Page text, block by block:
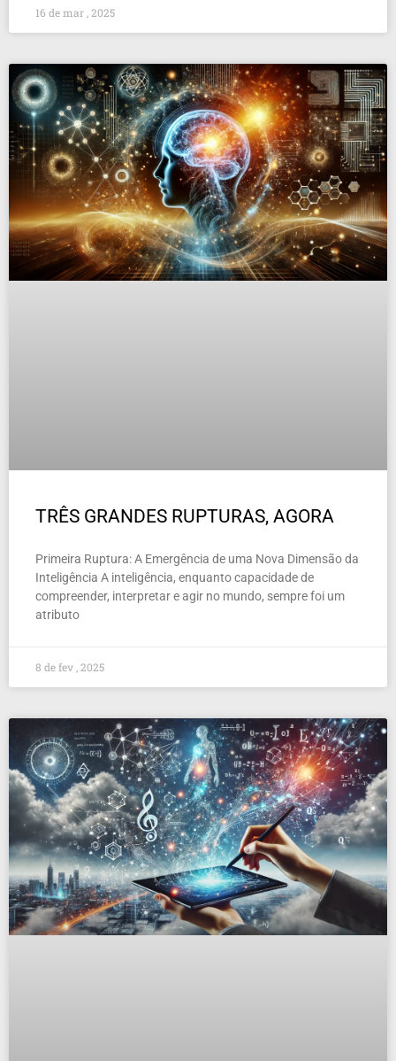
16 de mar , 2025
TRÊS GRANDES RUPTURAS, AGORA
Primeira Ruptura: A Emergência de uma Nova Dimensão da
Inteligência A inteligência, enquanto capacidade de
compreender, interpretar e agir no mundo, sempre foi um
atributo
8 de fev , 2025